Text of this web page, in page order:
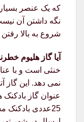
که یک عنصر
نگه داشتن آن
شروع به بالا
آیا گاز هلیوم
خنثی است و با
نمی دهد. این گاز
عنوان گاز
25عددی